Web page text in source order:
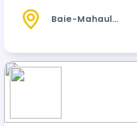
Baie-Mahault